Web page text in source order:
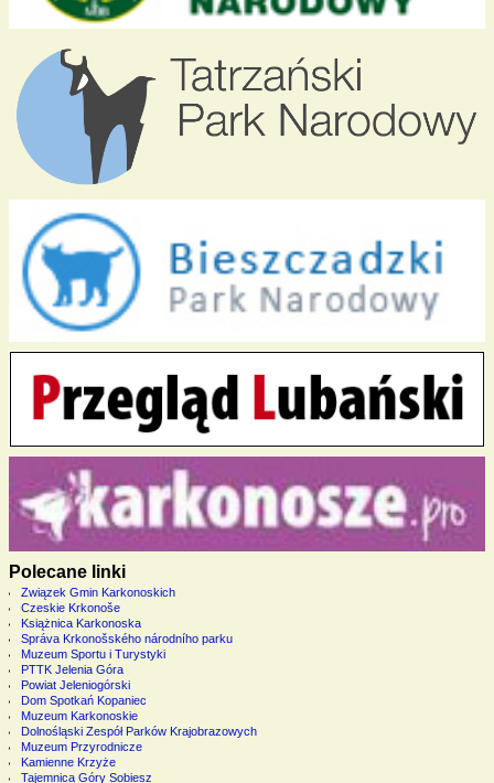
Polecane linki
Związek Gmin Karkonoskich
Czeskie Krkonoše
Książnica Karkonoska
Správa Krkonošského národního parku
Muzeum Sportu i Turystyki
PTTK Jelenia Góra
Powiat Jeleniogórski
Dom Spotkań Kopaniec
Muzeum Karkonoskie
Dolnośląski Zespół Parków Krajobrazowych
Muzeum Przyrodnicze
Kamienne Krzyże
Tajemnica Góry Sobiesz